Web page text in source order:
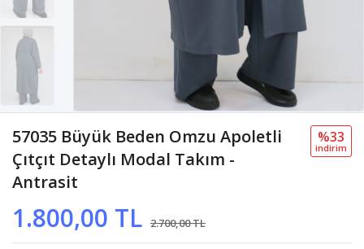
57035 Büyük Beden Omzu Apoletli
Çıtçıt Detaylı Modal Takım -
Antrasit
1.800,00 TL 2.700,00 TL
%33
i̇ndi̇ri̇m